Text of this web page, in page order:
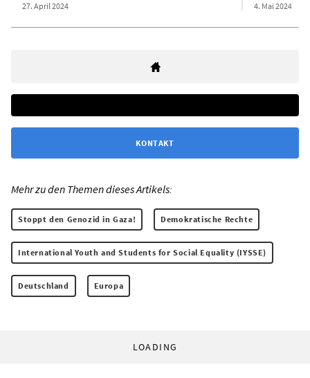
27. April 2024 4. Mai 2024
KONTAKT
Mehr zu den Themen dieses Artikels:
Stoppt den Genozid in Gaza! Demokratische Rechte
International Youth and Students for Social Equality (IYSSE)
Deutschland Europa
LOADING